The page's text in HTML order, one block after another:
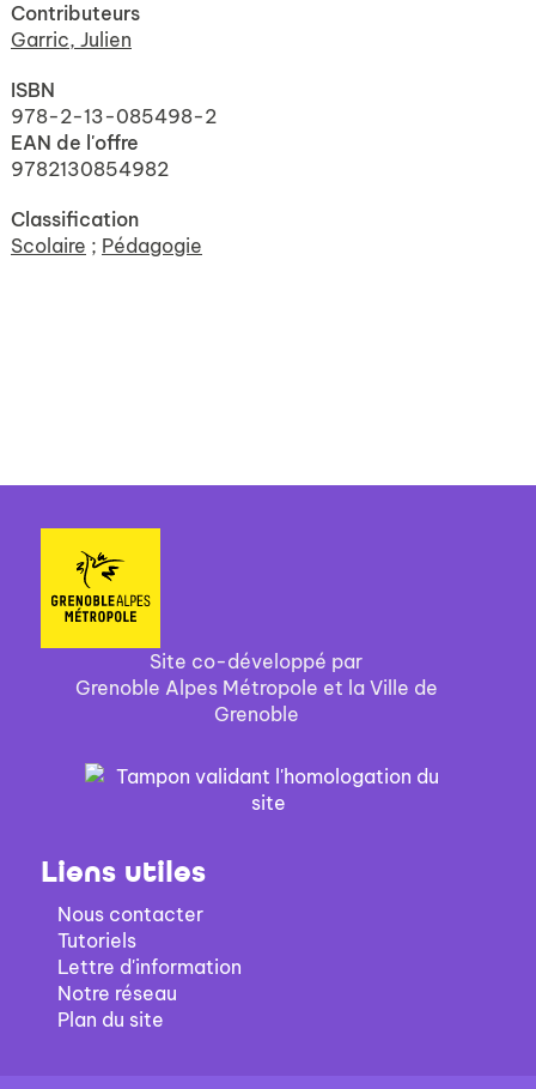
Contributeurs
Garric, Julien
ISBN
978-2-13-085498-2
EAN de l'offre
9782130854982
Classification
Scolaire ; Pédagogie
Site co-développé par
Grenoble Alpes Métropole et la Ville de
Grenoble
Liens utiles
Nous contacter
Tutoriels
Lettre d'information
Notre réseau
Plan du site